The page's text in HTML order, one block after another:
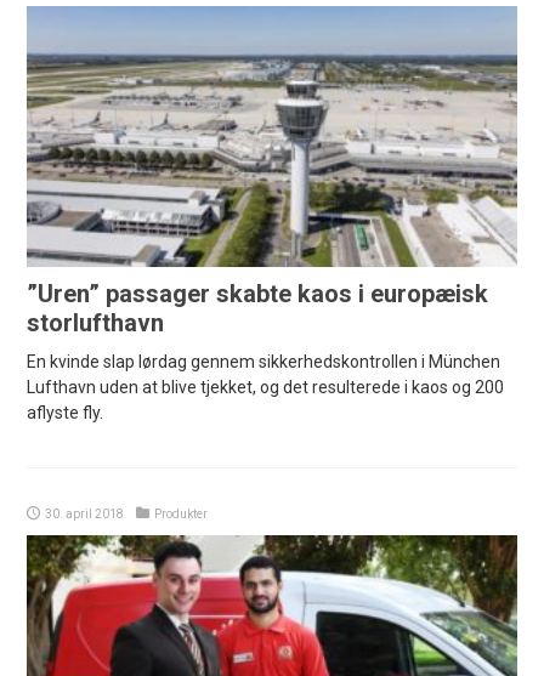
”Uren” passager skabte kaos i europæisk
storlufthavn
En kvinde slap lørdag gennem sikkerhedskontrollen i München
Lufthavn uden at blive tjekket, og det resulterede i kaos og 200
aflyste fly.
30. april 2018 Produkter